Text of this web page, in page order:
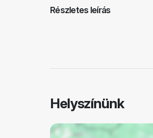
Részletes leírás
Helyszínünk